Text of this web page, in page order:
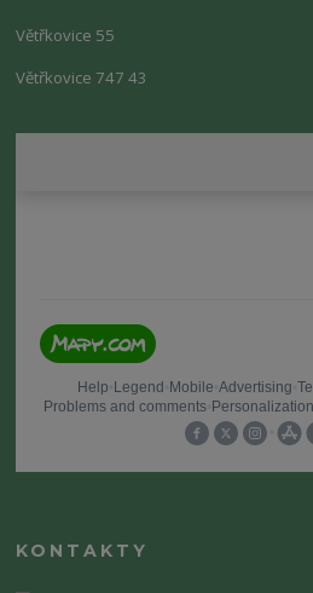
Větřkovice 55
Větřkovice 747 43
KONTAKTY